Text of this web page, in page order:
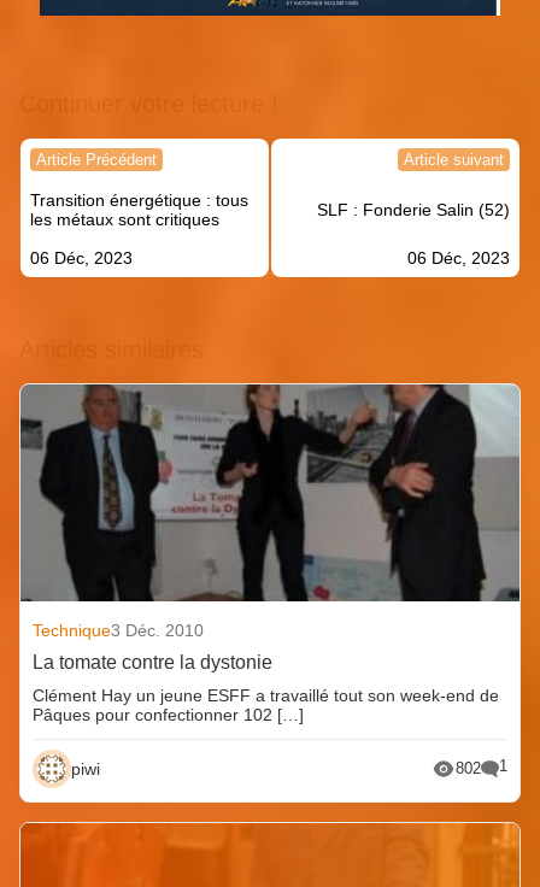
Navigation
l’article
Article Précédent
Transition énergétique : tous
les métaux sont critiques
06 Déc, 2023
Article suivant
SLF : Fonderie Salin (52)
06 Déc, 2023
Technique3 Déc. 2010
La tomate contre la dystonie
Clément Hay un jeune ESFF a travaillé tout son week-end de
Pâques pour confectionner 102 […]
piwi 802 1